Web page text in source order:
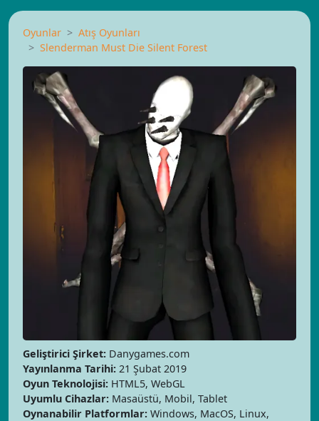
Oyunlar
Atış Oyunları
Slenderman Must Die Silent Forest
Geliştirici Şirket: Danygames.com
Yayınlanma Tarihi: 21 Şubat 2019
Oyun Teknolojisi: HTML5, WebGL
Uyumlu Cihazlar: Masaüstü, Mobil, Tablet
Oynanabilir Platformlar: Windows, MacOS, Linux,